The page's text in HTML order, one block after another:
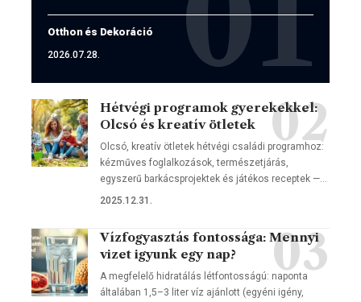
Otthon és Dekoráció
2026.07.28.
Hétvégi programok gyerekekkel:
Olcsó és kreatív ötletek
Olcsó, kreatív ötletek hétvégi családi programhoz:
kézműves foglalkozások, természetjárás,
egyszerű barkácsprojektek és játékos receptek —…
2025.12.31.
Vízfogyasztás fontossága: Mennyi
vizet igyunk egy nap?
A megfelelő hidratálás létfontosságú: naponta
általában 1,5–3 liter víz ajánlott (egyéni igény,